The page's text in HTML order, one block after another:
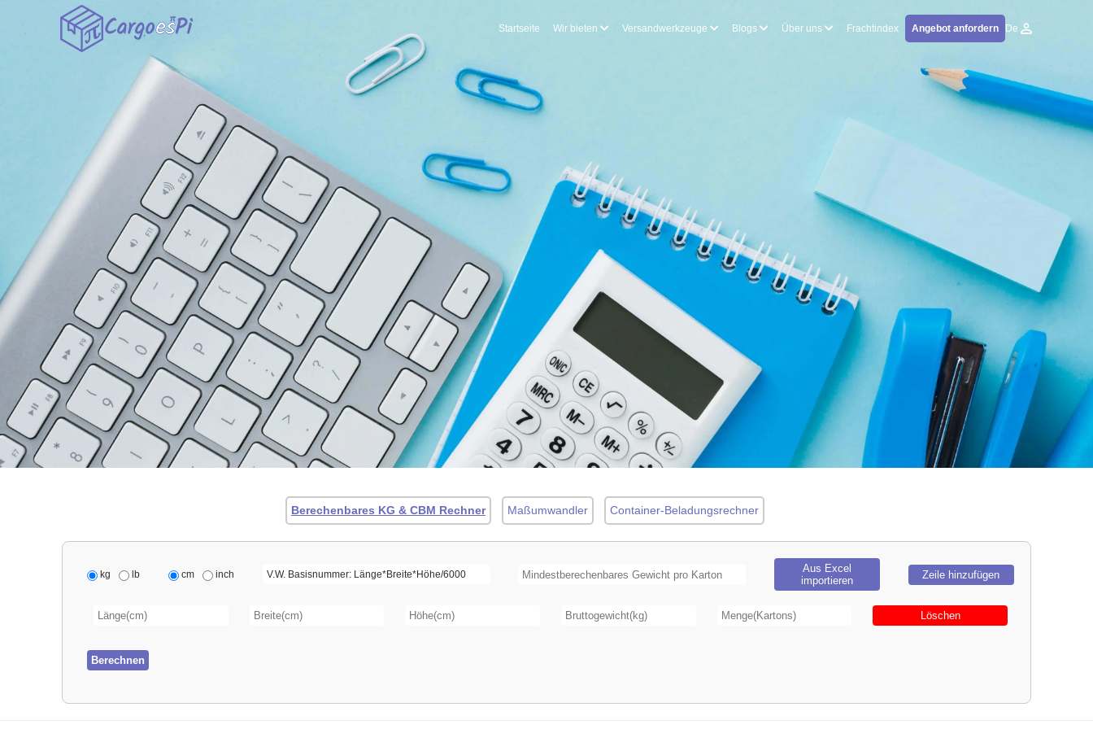
Startseite Wir bieten Versandwerkzeuge Blogs Über uns Frachtindex Angebot anfordern De
Berechenbares KG & CBM Rechner Maßumwandler Container-Beladungsrechner
Frachtkosten CBM-Rechner
kg lb cm inch
Aus Excel
importieren
Zeile hinzufügen
Löschen
Berechnen